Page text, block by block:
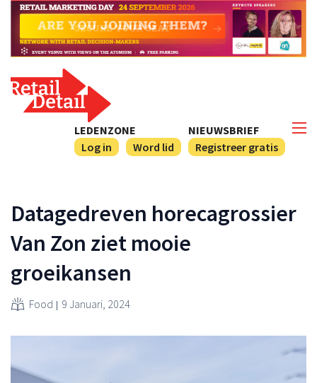
NIEUWSBRIEF
Registreer gratis
LEDENZONE
Log in
Word lid
Datagedreven horecagrossier
Van Zon ziet mooie
groeikansen
Food 9 Januari, 2024